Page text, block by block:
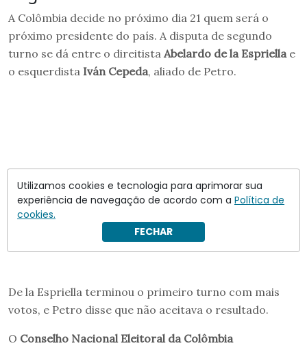
A Colômbia decide no próximo dia 21 quem será o
próximo presidente do país. A disputa de segundo
turno se dá entre o direitista Abelardo de la Espriella e
o esquerdista Iván Cepeda, aliado de Petro.
De la Espriella terminou o primeiro turno com mais
votos, e Petro disse que não aceitava o resultado.
O Conselho Nacional Eleitoral da Colômbia
Utilizamos cookies e tecnologia para aprimorar sua
experiência de navegação de acordo com a Política de
cookies.
FECHAR